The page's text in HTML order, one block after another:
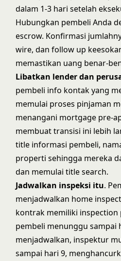
dalam 1-3 hari setelah
Hubungkan pembeli Anda
escrow. Konfirmasi
wire, dan follow up
memastikan uang benar-
Libatkan lender dan
pembeli info kontak yang
memulai proses pinjaman
menangani mortgage pre-
membuat transisi ini lebih
title informasi pembeli,
properti sehingga mereka
dan memulai title search.
Jadwalkan inspeksi itu.
menjadwalkan home
kontrak memiliki inspection
pembeli menunggu sampai
menjadwalkan, inspektur
sampai hari 9,